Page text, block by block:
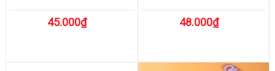
45.000₫ 48.000₫